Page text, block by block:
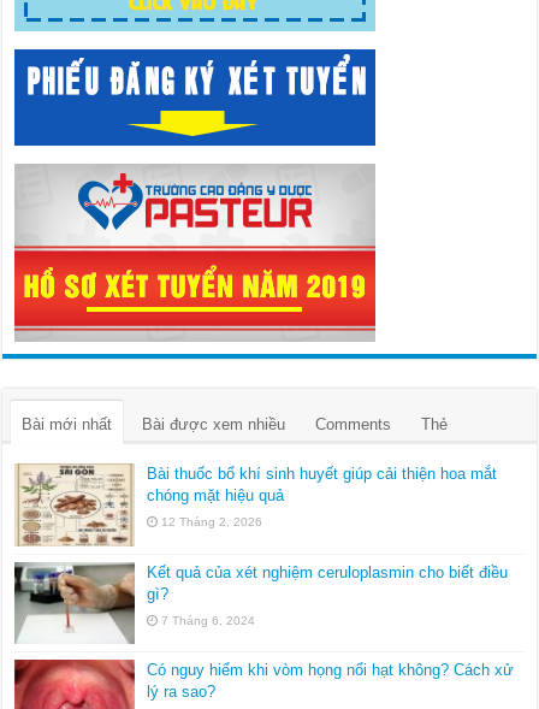
Bài mới nhất Bài được xem nhiều Comments Thẻ
Bài thuốc bổ khí sinh huyết giúp cải thiện hoa mắt
chóng mặt hiệu quả
12 Tháng 2, 2026
Kết quả của xét nghiệm ceruloplasmin cho biết điều
gì?
7 Tháng 6, 2024
Có nguy hiểm khi vòm họng nổi hạt không? Cách xử
lý ra sao?